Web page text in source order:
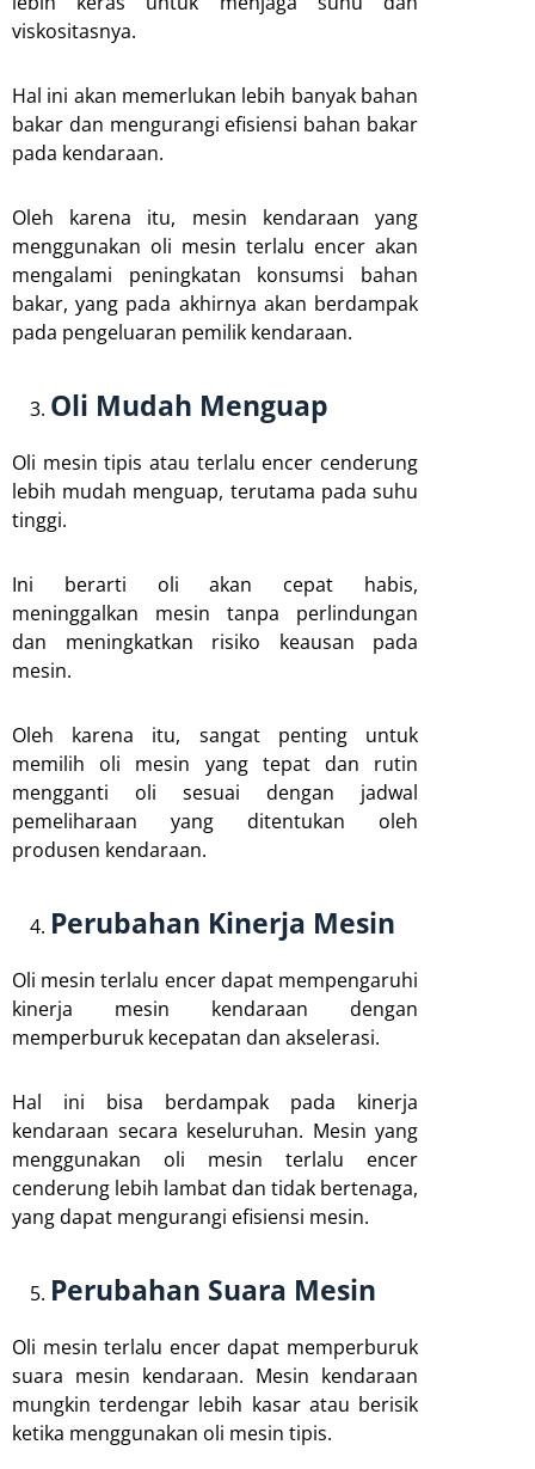
viskositasnya.
Hal ini akan memerlukan lebih banyak bahan
bakar dan mengurangi efisiensi bahan bakar
pada kendaraan.
Oleh karena itu, mesin kendaraan yang
menggunakan oli mesin terlalu encer akan
mengalami peningkatan konsumsi bahan
bakar, yang pada akhirnya akan berdampak
pada pengeluaran pemilik kendaraan.
Oli Mudah Menguap
Oli mesin tipis atau terlalu encer cenderung
lebih mudah menguap, terutama pada suhu
tinggi.
Ini berarti oli akan cepat habis,
meninggalkan mesin tanpa perlindungan
dan meningkatkan risiko keausan pada
mesin.
Oleh karena itu, sangat penting untuk
memilih oli mesin yang tepat dan rutin
mengganti oli sesuai dengan jadwal
pemeliharaan yang ditentukan oleh
produsen kendaraan.
Perubahan Kinerja Mesin
Oli mesin terlalu encer dapat mempengaruhi
kinerja mesin kendaraan dengan
memperburuk kecepatan dan akselerasi.
Hal ini bisa berdampak pada kinerja
kendaraan secara keseluruhan. Mesin yang
menggunakan oli mesin terlalu encer
cenderung lebih lambat dan tidak bertenaga,
yang dapat mengurangi efisiensi mesin.
Perubahan Suara Mesin
Oli mesin terlalu encer dapat memperburuk
suara mesin kendaraan. Mesin kendaraan
mungkin terdengar lebih kasar atau berisik
ketika menggunakan oli mesin tipis.